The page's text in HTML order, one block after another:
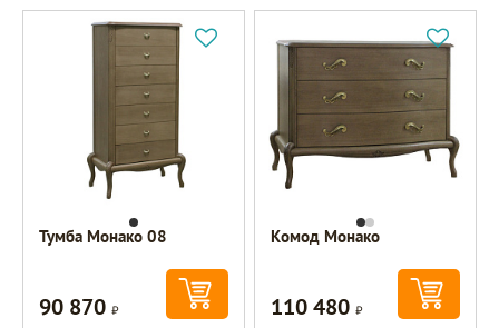
Тумба Монако 08
90 870Р
Комод Монако
110 480Р